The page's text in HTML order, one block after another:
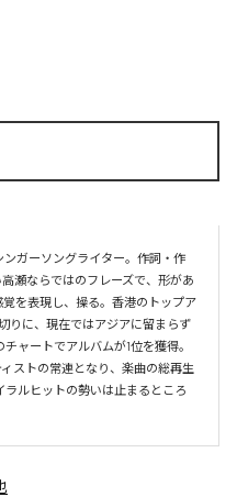
ンガーソングライター。作詞・作
瀬ならではのフレーズで、形があ
を表現し、操る。香港のトップア
りに、現在ではアジアに留まらず
ャートでアルバムが1位を獲得。
ストの常連となり、楽曲の総再生
ルヒットの勢いは止まるところ